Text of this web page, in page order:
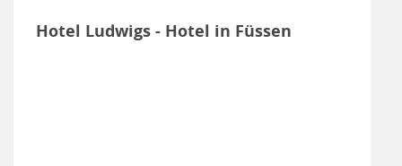
Hotel Ludwigs - Hotel in Füssen